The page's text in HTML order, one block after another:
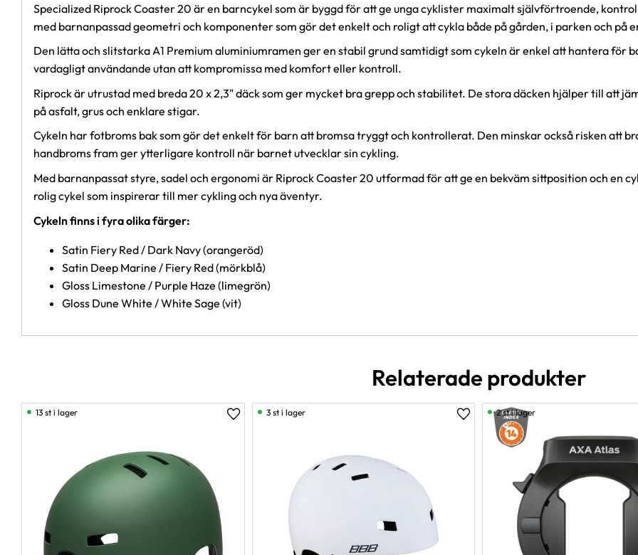
Specialized Riprock Coaster 20 är en barncykel som är byggd för att ge unga cyklister maximalt självförtroende,
med barnanpassad geometri och komponenter som gör det enkelt och roligt att cykla både på gården, i parken och på
Den lätta och slitstarka A1 Premium aluminiumramen ger en stabil grund samtidigt som cykeln är enkel att hantera för
vardagligt användande utan att kompromissa med komfort eller kontroll.
Riprock är utrustad med breda 20 x 2,3" däck som ger mycket bra grepp och stabilitet. De stora däcken hjälper till att
på asfalt, grus och enklare stigar.
Cykeln har fotbroms bak som gör det enkelt för barn att bromsa tryggt och kontrollerat. Den minskar också risken att
handbroms fram ger ytterligare kontroll när barnet utvecklar sin cykling.
Med barnanpassat styre, sadel och ergonomi är Riprock Coaster 20 utformad för att ge en bekväm sittposition och en
rolig cykel som inspirerar till mer cykling och nya äventyr.
Cykeln finns i fyra olika färger:
Satin Fiery Red / Dark Navy (orangeröd)
Satin Deep Marine / Fiery Red (mörkblå)
Gloss Limestone / Purple Haze (limegrön)
Gloss Dune White / White Sage (vit)
Relaterade produkter
Lägg till i favoriter
13 st i lager
Lägg till i favoriter
3 st i lager 2 st i lager